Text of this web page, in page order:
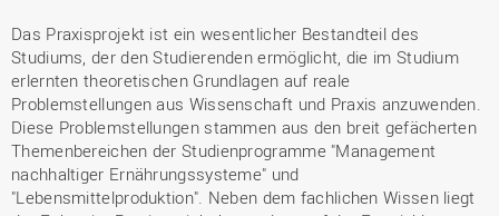
Das Praxisprojekt ist ein wesentlicher Bestandteil des
Studiums, der den Studierenden ermöglicht, die im Studium
erlernten theoretischen Grundlagen auf reale
Problemstellungen aus Wissenschaft und Praxis anzuwenden.
Diese Problemstellungen stammen aus den breit gefächerten
Themenbereichen der Studienprogramme "Management
nachhaltiger Ernährungssysteme" und
"Lebensmittelproduktion". Neben dem fachlichen Wissen liegt